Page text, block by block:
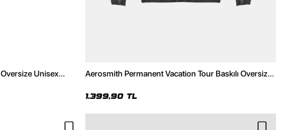
Unisex
Aerosmith Permanent Vacation Tour Baskılı Oversize
1.399,90 TL